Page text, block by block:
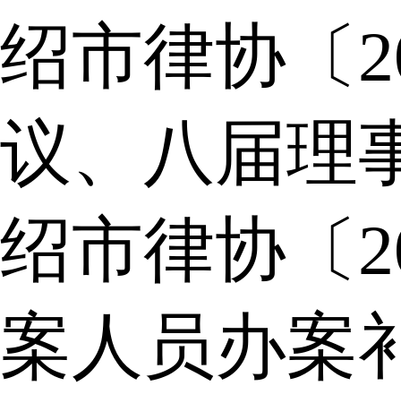
绍市律协〔
议、八届理
绍市律协〔
案人员办案